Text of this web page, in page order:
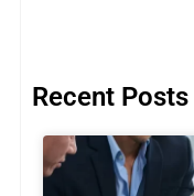
Recent Posts